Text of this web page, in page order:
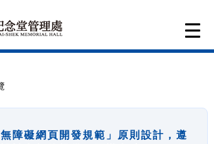
障礙網頁開發規範」原則設計，遵